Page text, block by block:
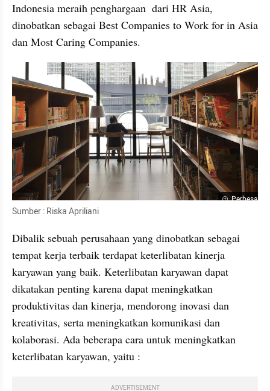
Indonesia meraih penghargaan  dari HR Asia,
dinobatkan sebagai Best Companies to Work for in Asia
dan Most Caring Companies.
Perbesar
Sumber : Riska Apriliani
Dibalik sebuah perusahaan yang dinobatkan sebagai
tempat kerja terbaik terdapat keterlibatan kinerja
karyawan yang baik. Keterlibatan karyawan dapat
dikatakan penting karena dapat meningkatkan
produktivitas dan kinerja, mendorong inovasi dan
kreativitas, serta meningkatkan komunikasi dan
kolaborasi. Ada beberapa cara untuk meningkatkan
keterlibatan karyawan, yaitu :
ADVERTISEMENT